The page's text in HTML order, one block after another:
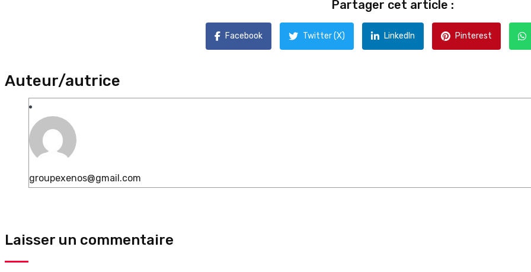
Partager cet article :
Facebook Twitter (X) LinkedIn Pinterest
Auteur/autrice
groupexenos@gmail.com
Laisser un commentaire